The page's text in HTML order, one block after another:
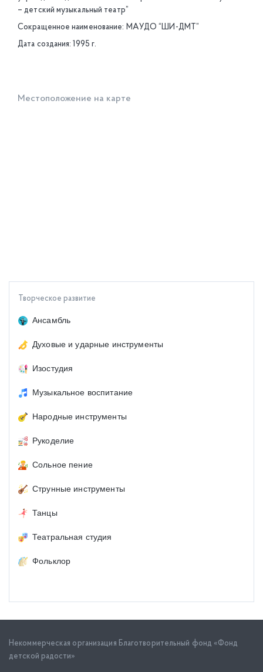
– детский музыкальный театр”
Сокращенное наименование: МАУДО “ШИ-ДМТ”
Дата создания: 1995 г.
Местоположение на карте
Творческое развитие
Ансамбль
Духовые и ударные инструменты
Изостудия
Музыкальное воспитание
Народные инструменты
Рукоделие
Сольное пение
Струнные инструменты
Танцы
Театральная студия
Фольклор
Некоммерческая организация Благотворительный фонд «Фонд
детской радости»